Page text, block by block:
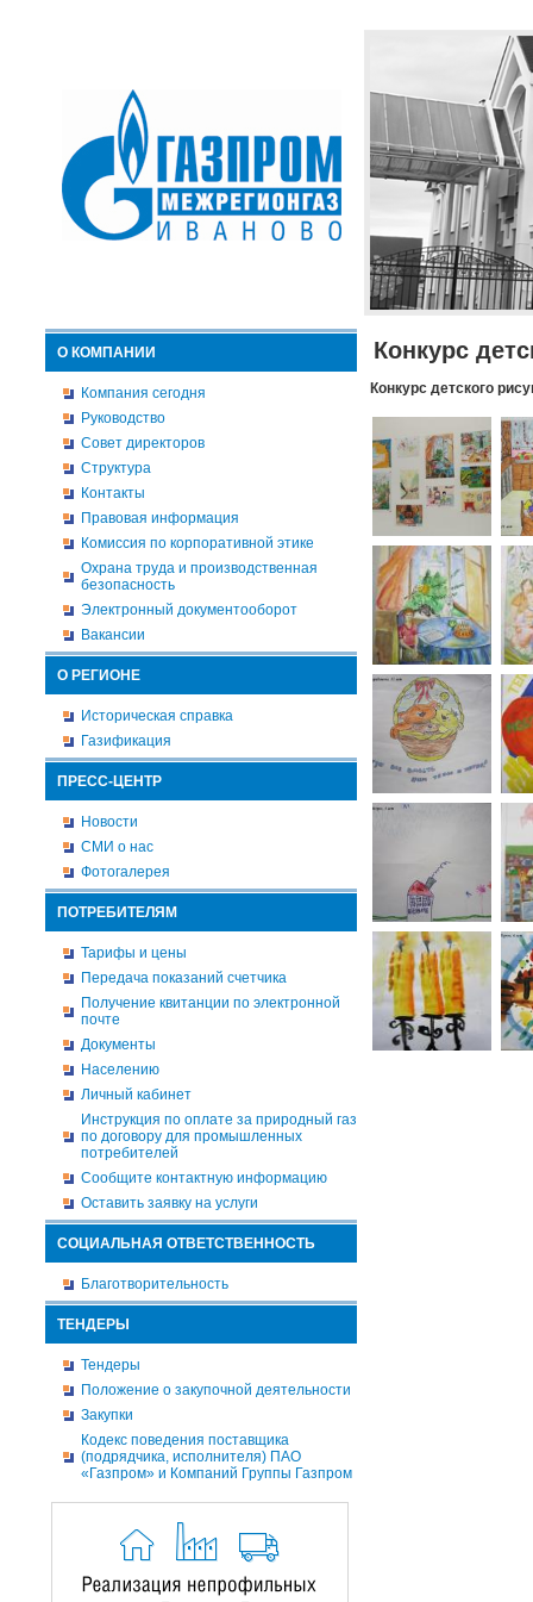
О КОМПАНИИ
Компания сегодня
Руководство
Совет директоров
Структура
Контакты
Правовая информация
Комиссия по корпоративной этике
Охрана труда и производственная
безопасность
Электронный документооборот
Вакансии
О РЕГИОНЕ
Историческая справка
Газификация
ПРЕСС-ЦЕНТР
Новости
СМИ о нас
Фотогалерея
ПОТРЕБИТЕЛЯМ
Тарифы и цены
Передача показаний счетчика
Получение квитанции по электронной
почте
Документы
Населению
Личный кабинет
Инструкция по оплате за природный газ
по договору для промышленных
потребителей
Сообщите контактную информацию
Оставить заявку на услуги
СОЦИАЛЬНАЯ ОТВЕТСТВЕННОСТЬ
Благотворительность
ТЕНДЕРЫ
Тендеры
Положение о закупочной деятельности
Закупки
Кодекс поведения поставщика
(подрядчика, исполнителя) ПАО
«Газпром» и Компаний Группы Газпром
Конкурс
Конкурс детского